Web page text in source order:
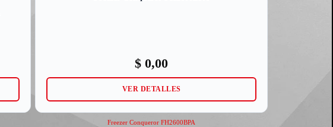
$ 0,00
VER DETALLES
Freezer Conqueror FH2600BPA